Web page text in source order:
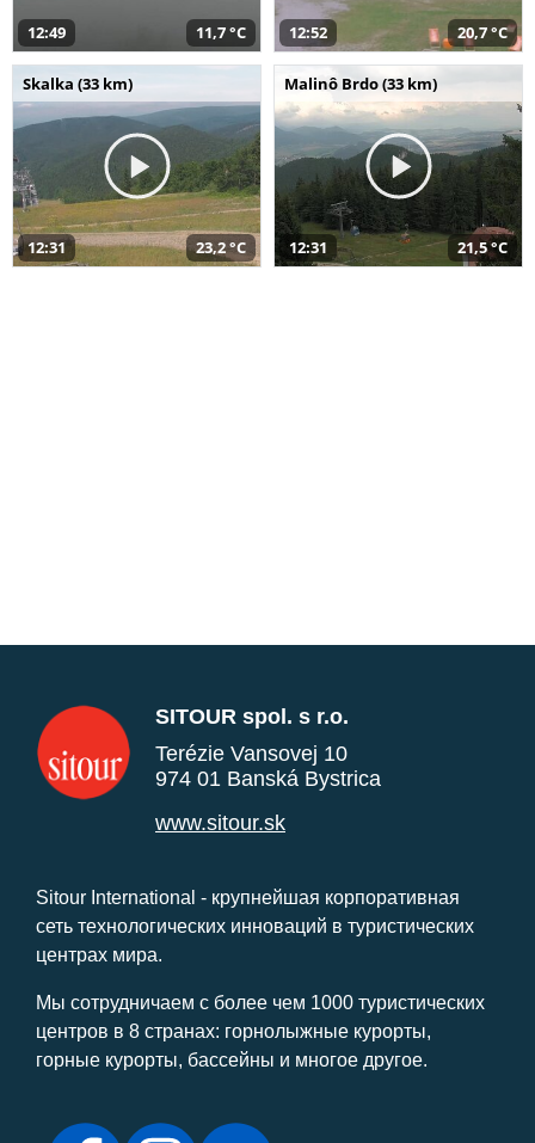
12:49 11,7 °C 12:52 20,7 °C
Skalka (33 km)
12:31 23,2 °C
Malinô Brdo (33 km)
12:31 21,5 °C
SITOUR spol. s r.o.
Terézie Vansovej 10
974 01 Banská Bystrica
www.sitour.sk
Sitour International - крупнейшая корпоративная
сеть технологических инноваций в туристических
центрах мира.
Мы сотрудничаем с более чем 1000 туристических
центров в 8 странах: горнолыжные курорты,
горные курорты, бассейны и многое другое.